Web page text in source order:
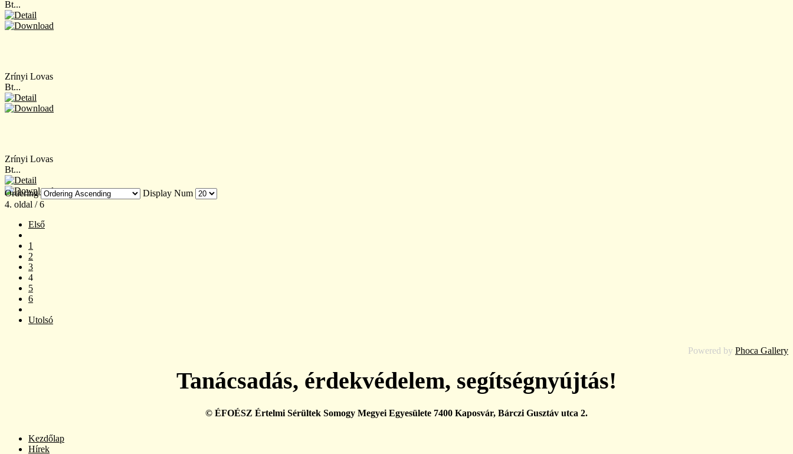
Bt...
Zrínyi Lovas
Bt...
Zrínyi Lovas
Bt...
Ordering
Display Num
4. oldal / 6
Első
1
2
3
4
5
6
Utolsó
Powered by Phoca Gallery
Tanácsadás, érdekvédelem, segítségnyújtás!
© ÉFOÉSZ Értelmi Sérültek Somogy Megyei Egyesülete 7400 Kaposvár, Bárczi Gusztáv utca 2.
Kezdőlap
Hírek